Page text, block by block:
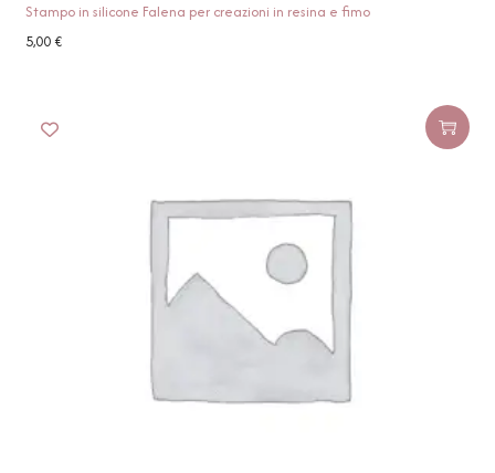
Stampo in silicone Falena per creazioni in resina e fimo
5,00€